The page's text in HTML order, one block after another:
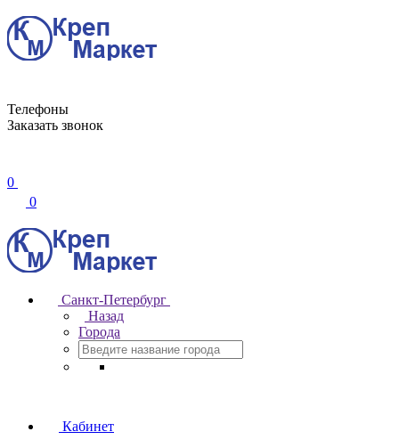
Телефоны
Заказать звонок
0
0
Санкт-Петербург
Назад
Города
Кабинет